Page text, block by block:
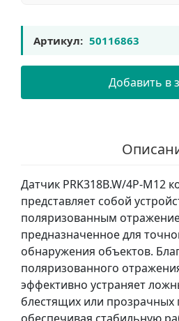
Артикул: 50116863
Добавить в
Датчик PRK318B.W/4P-M12
представляет собой
поляризованным
предназначенное для
обнаружения объектов.
поляризованного
эффективно устраняет
блестящих или прозрачных